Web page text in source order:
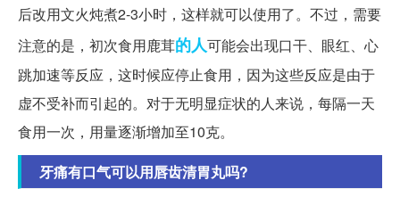
后改用文火炖煮2-3小时，这样就可以使用了。不过，需要
注意的是，初次食用鹿茸的人可能会出现口干、眼红、心
跳加速等反应，这时候应停止食用，因为这些反应是由于
虚不受补而引起的。对于无明显症状的人来说，每隔一天
食用一次，用量逐渐增加至10克。
牙痛有口气可以用唇齿清胃丸吗?